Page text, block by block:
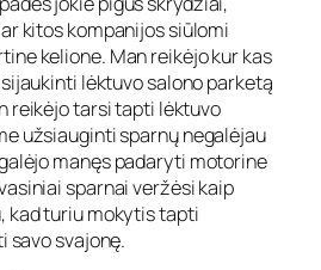
ar kitos kompanijos siūlomi
kelione. Man reikėjo kur kas
lėktuvo salono parketą
reikėjo tarsi tapti lėktuvo
užsiauginti sparnų negalėjau
manęs padaryti motorine
sparnai veržėsi kaip
kad turiu mokytis tapti
savo svajonę.